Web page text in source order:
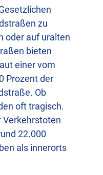
zu
oder auf uralten
bieten
einer vom
Prozent der
Ob
oft tragisch.
Verkehrstoten
22.000
als innerorts